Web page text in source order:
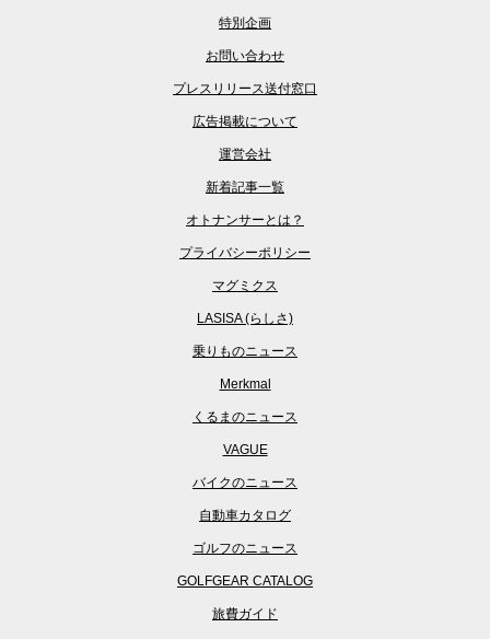
特別企画
お問い合わせ
プレスリリース送付窓口
広告掲載について
運営会社
新着記事一覧
オトナンサーとは？
プライバシーポリシー
マグミクス
LASISA (らしさ)
乗りものニュース
Merkmal
くるまのニュース
VAGUE
バイクのニュース
自動車カタログ
ゴルフのニュース
GOLFGEAR CATALOG
旅費ガイド